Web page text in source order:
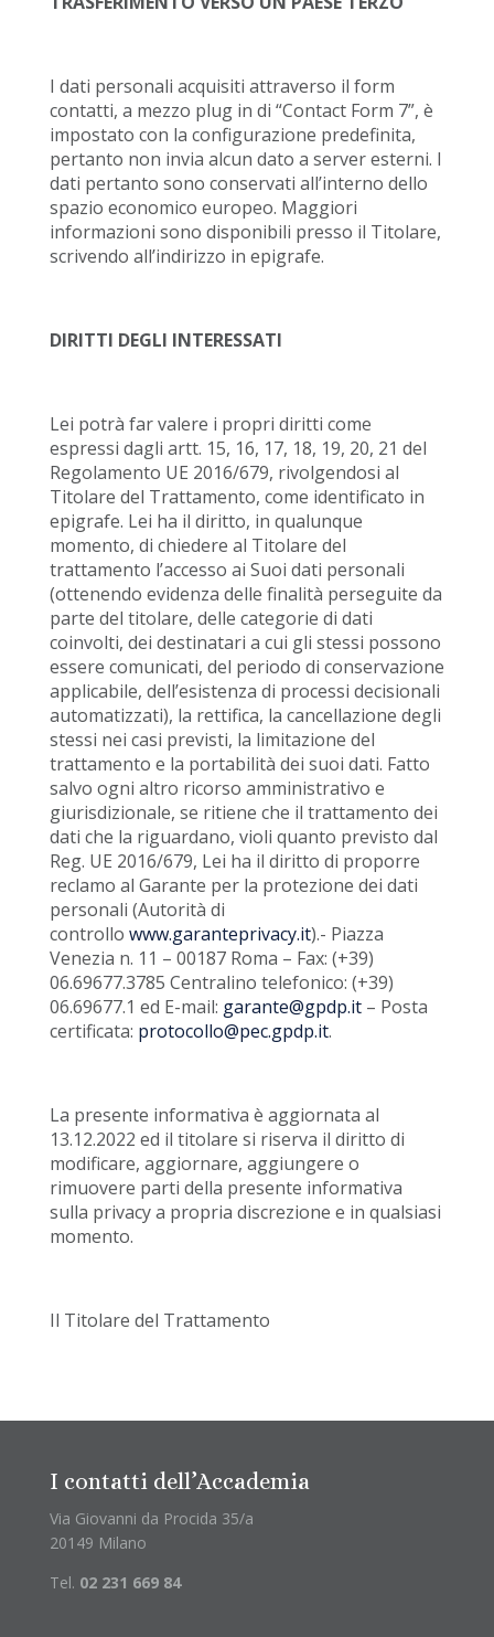
I dati personali acquisiti attraverso il form
contatti, a mezzo plug in di “Contact Form 7”, è
impostato con la configurazione predefinita,
pertanto non invia alcun dato a server esterni. I
dati pertanto sono conservati all’interno dello
spazio economico europeo. Maggiori
informazioni sono disponibili presso il Titolare,
scrivendo all’indirizzo in epigrafe.
DIRITTI DEGLI INTERESSATI
Lei potrà far valere i propri diritti come
espressi dagli artt. 15, 16, 17, 18, 19, 20, 21 del
Regolamento UE 2016/679, rivolgendosi al
Titolare del Trattamento, come identificato in
epigrafe. Lei ha il diritto, in qualunque
momento, di chiedere al Titolare del
trattamento l’accesso ai Suoi dati personali
(ottenendo evidenza delle finalità perseguite da
parte del titolare, delle categorie di dati
coinvolti, dei destinatari a cui gli stessi possono
essere comunicati, del periodo di conservazione
applicabile, dell’esistenza di processi decisionali
automatizzati), la rettifica, la cancellazione degli
stessi nei casi previsti, la limitazione del
trattamento e la portabilità dei suoi dati. Fatto
salvo ogni altro ricorso amministrativo e
giurisdizionale, se ritiene che il trattamento dei
dati che la riguardano, violi quanto previsto dal
Reg. UE 2016/679, Lei ha il diritto di proporre
reclamo al Garante per la protezione dei dati
personali (Autorità di
controllo www.garanteprivacy.it).- Piazza
Venezia n. 11 – 00187 Roma – Fax: (+39)
06.69677.3785 Centralino telefonico: (+39)
06.69677.1 ed E-mail: garante@gpdp.it– Posta
certificata: protocollo@pec.gpdp.it.
La presente informativa è aggiornata al
13.12.2022 ed il titolare si riserva il diritto di
modificare, aggiornare, aggiungere o
rimuovere parti della presente informativa
sulla privacy a propria discrezione e in qualsiasi
momento.
Il Titolare del Trattamento
I contatti dell’Accademia
Via Giovanni da Procida 35/a
20149 Milano
Tel. 02 231 669 84